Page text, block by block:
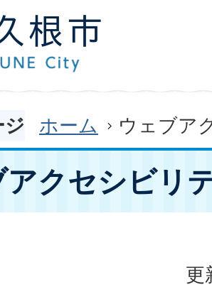
ホーム ウェブア
アクセシビリ
更